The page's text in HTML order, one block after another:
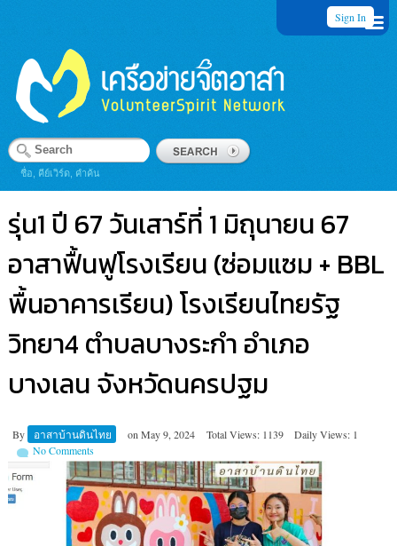
Sign In
ชื่อ, คีย์เวิร์ด, คำค้น
รุ่น1 ปี 67 วันเสาร์ที่ 1 มิถุนายน 67
อาสาฟื้นฟูโรงเรียน (ซ่อมแซม + BBL
พื้นอาคารเรียน) โรงเรียนไทยรัฐ
วิทยา4 ตำบลบางระกำ อำเภอ
บางเลน จังหวัดนครปฐม
By อาสาบ้านดินไทย on May 9, 2024 Total Views: 1139
Daily Views: 1
No Comments